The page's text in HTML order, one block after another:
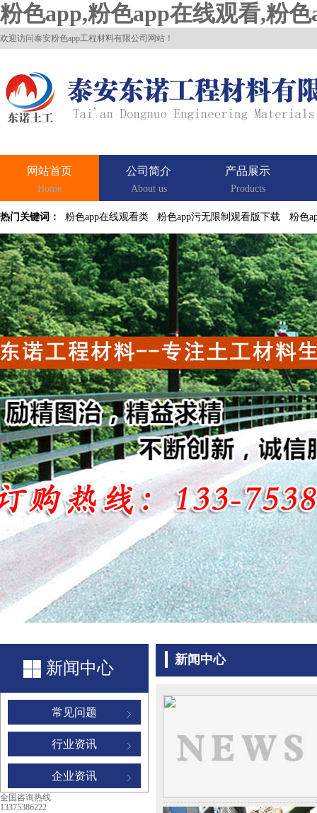
粉色app,粉色app在线观看,粉
欢迎访问泰安粉色app工程材料有限公司网站！
网站首页
Home
公司简介
About us
产品展示
Products
热门关键词： 粉色app在线观看类 粉色app污无限制观看版下载 粉色
新闻中心
常见问题
行业资讯
企业资讯
全国咨询热线
13375386222
新闻中心